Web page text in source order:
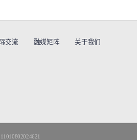
交流 融媒矩阵 关于我们